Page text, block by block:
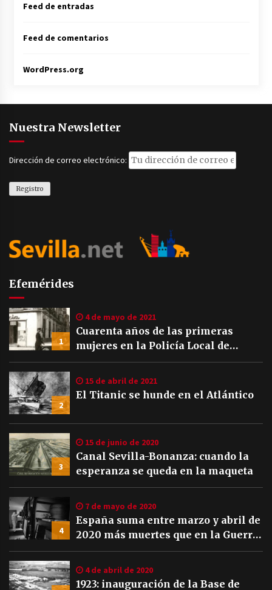
Feed de entradas
Feed de comentarios
WordPress.org
Nuestra Newsletter
Dirección de correo electrónico:
Efemérides
1
4 de mayo de 2021
Cuarenta años de las primeras
mujeres en la Policía Local de
Sevilla
2
15 de abril de 2021
El Titanic se hunde en el Atlántico
3
15 de junio de 2020
Canal Sevilla-Bonanza: cuando la
esperanza se queda en la maqueta
4
7 de mayo de 2020
España suma entre marzo y abril de
2020 más muertes que en la Guerra
Civil
4 de abril de 2020
1923: inauguración de la Base de